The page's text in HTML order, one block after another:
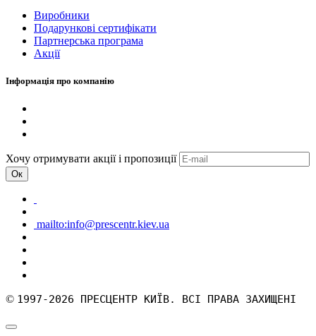
Виробники
Подарункові сертифікати
Партнерська програма
Акції
Інформація про компанію
Хочу отримувати акції і пропозиції
Ок
mailto:info@prescentr.kiev.ua
© 1997-2026 ПРЕСЦЕНТР КИЇВ. ВСІ ПРАВА ЗАХИЩЕНІ